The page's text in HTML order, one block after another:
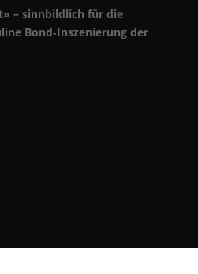
– sinnbildlich für die
Bond‑Inszenierung der